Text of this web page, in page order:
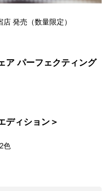
発売（数量限定）
ア パーフェクティング
ディション＞
色